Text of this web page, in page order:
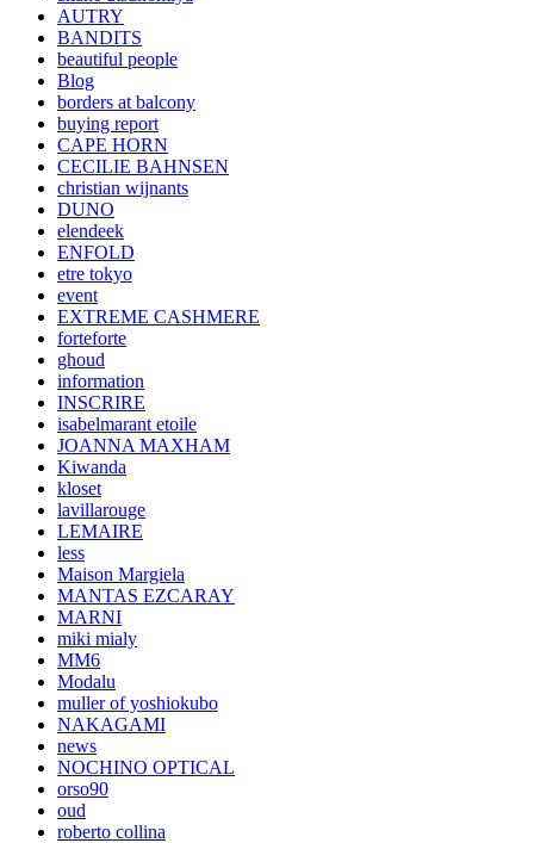
AUTRY
BANDITS
beautiful people
Blog
borders at balcony
buying report
CAPE HORN
CECILIE BAHNSEN
christian wijnants
DUNO
elendeek
ENFOLD
etre tokyo
event
EXTREME CASHMERE
forteforte
ghoud
information
INSCRIRE
isabelmarant etoile
JOANNA MAXHAM
Kiwanda
kloset
lavillarouge
LEMAIRE
less
Maison Margiela
MANTAS EZCARAY
MARNI
miki mialy
MM6
Modalu
muller of yoshiokubo
NAKAGAMI
news
NOCHINO OPTICAL
orso90
oud
roberto collina